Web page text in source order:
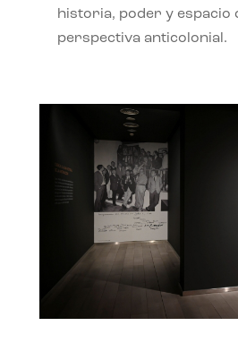
historia, poder y espacio
perspectiva anticolonial.